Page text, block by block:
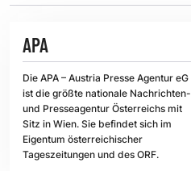
APA
Die APA – Austria Presse Agentur eG
ist die größte nationale Nachrichten-
und Presseagentur Österreichs mit
Sitz in Wien. Sie befindet sich im
Eigentum österreichischer
Tageszeitungen und des ORF.